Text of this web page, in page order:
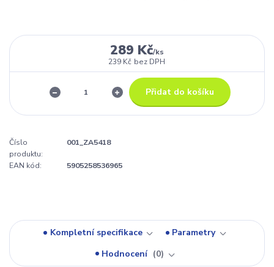
289 Kč/ks
239 Kč bez DPH
Přidat do košíku
Číslo
produktu:
001_ZA5418
EAN kód: 5905258536965
Kompletní specifikace
Parametry
Hodnocení
0